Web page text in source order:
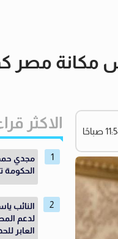
مصر
الاكثر
مجدي
الحكومة
النائب
لدعم
العابر